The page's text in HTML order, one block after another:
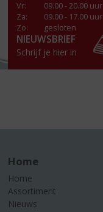
Vr:
09.00 - 20.00 uur
Za:
09.00 - 17.00 uur
Zo:
gesloten
NIEUWSBRIEF
Schrijf je hier in
Home
Home
Assortiment
Nieuws